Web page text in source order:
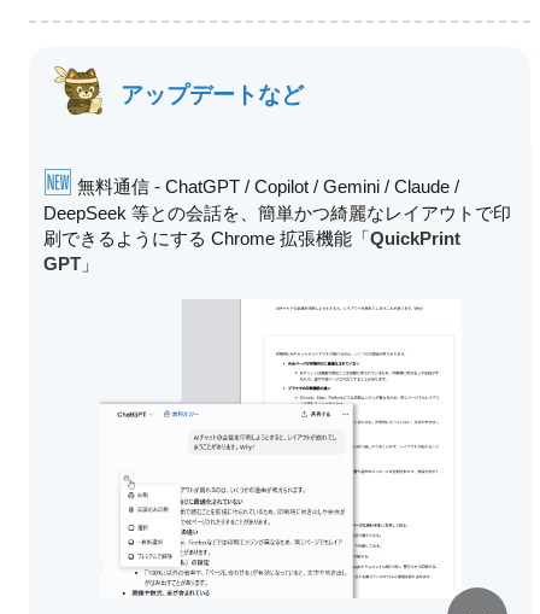
アップデートなど